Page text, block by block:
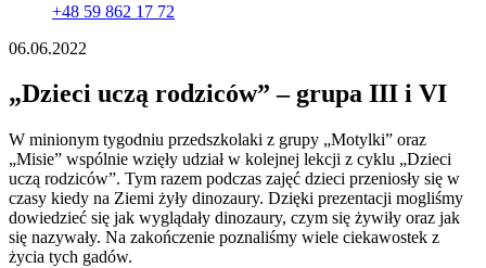
+48 59 862 17 72
06.06.2022
„Dzieci uczą rodziców” – grupa III i VI
W minionym tygodniu przedszkolaki z grupy „Motylki” oraz
„Misie” wspólnie wzięły udział w kolejnej lekcji z cyklu „Dzieci
uczą rodziców”. Tym razem podczas zajęć dzieci przeniosły się w
czasy kiedy na Ziemi żyły dinozaury. Dzięki prezentacji mogliśmy
dowiedzieć się jak wyglądały dinozaury, czym się żywiły oraz jak
się nazywały. Na zakończenie poznaliśmy wiele ciekawostek z
życia tych gadów.